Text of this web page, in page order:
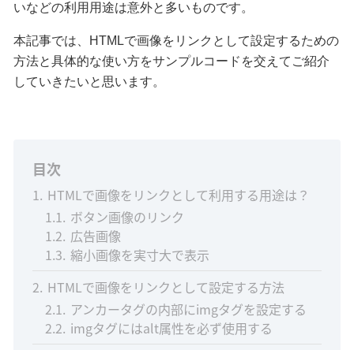
いなどの利用用途は意外と多いものです。
本記事では、HTMLで画像をリンクとして設定するための
方法と具体的な使い方をサンプルコードを交えてご紹介
していきたいと思います。
目次
1 HTMLで画像をリンクとして利用する用途は？
1.1 ボタン画像のリンク
1.2 広告画像
1.3 縮小画像を実寸大で表示
2 HTMLで画像をリンクとして設定する方法
2.1 アンカータグの内部にimgタグを設定する
2.2 imgタグにはalt属性を必ず使用する